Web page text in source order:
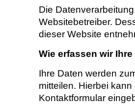
Die
Websitebetreiber.
dieser Website
Wie erfassen wir Ihre
Ihre Daten werden
mitteilen. Hierbei
Kontaktformular